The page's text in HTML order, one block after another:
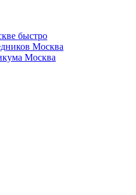
быстро
Москва
Москва